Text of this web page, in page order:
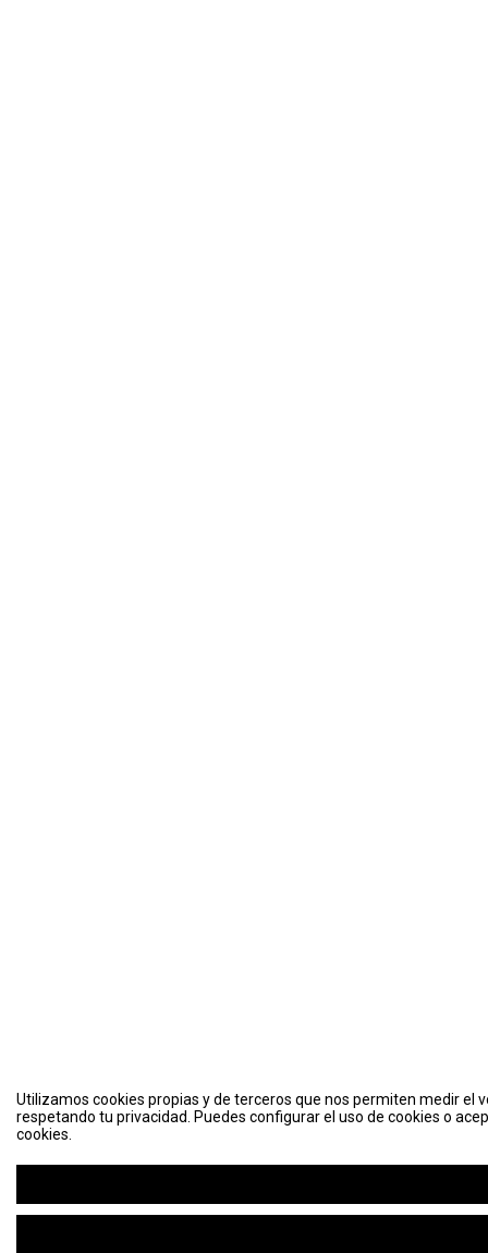
Utilizamos cookies propias y de terceros que nos permiten medir el
respetando tu privacidad. Puedes configurar el uso de cookies o
cookies.